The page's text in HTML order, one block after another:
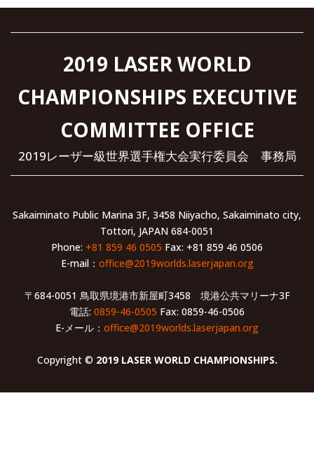
2019 LASER WORLD
CHAMPIONSHIPS EXECUTIVE
COMMITTEE OFFICE
2019レーザー級世界選手権大会実行委員会 事務局
Sakaiminato Public Marina 3F, 3458 Niiyacho, Sakaiminato city,
Tottori, JAPAN 684-0051
Phone: +81 859 46 0505 Fax: +81 859 46 0506
E-mail： office@2019worlds.laserjapan.org
〒684-0051 鳥取県境港市新屋町3458 境港公共マリーナ3F
電話: 0859-46-0505 Fax: 0859-46-0506
E-メール： office@2019worlds.laserjapan.org
Copyright © 2019 LASER WORLD CHAMPIONSHIPS.